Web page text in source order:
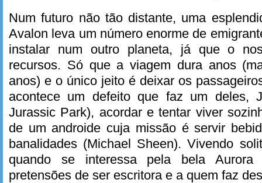
Num futuro não tão distante, uma
Avalon leva um número enorme de
instalar num outro planeta, já que o
recursos. Só que a viagem dura anos
anos) e o único jeito é deixar os
acontece um defeito que faz um deles,
Jurassic Park), acordar e tentar viver
de um androide cuja missão é servir
banalidades (Michael Sheen). Vivendo
quando se interessa pela bela Aurora
pretensões de ser escritora e a quem faz